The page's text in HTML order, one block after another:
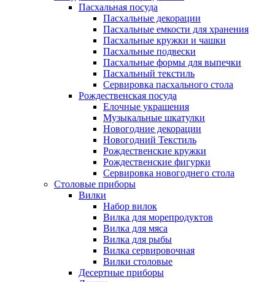
Пасхальная посуда
Пасхальные декорации
Пасхальные емкости для хранения
Пасхальные кружки и чашки
Пасхальные подвески
Пасхальные формы для выпечки
Пасхальный текстиль
Сервировка пасхального стола
Рождественская посуда
Елочные украшения
Музыкальные шкатулки
Новогодние декорации
Новогодний Текстиль
Рождественские кружки
Рождественские фигурки
Сервировка новогоднего стола
Столовые приборы
Вилки
Набор вилок
Вилка для морепродуктов
Вилка для мяса
Вилка для рыбы
Вилка сервировочная
Вилки столовые
Десертные приборы